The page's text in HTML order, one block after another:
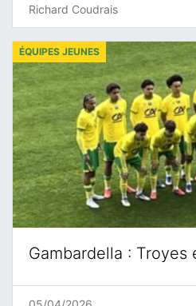
Richard Coudrais
Gambardella : Troyes
ÉQUIPES JEUNES